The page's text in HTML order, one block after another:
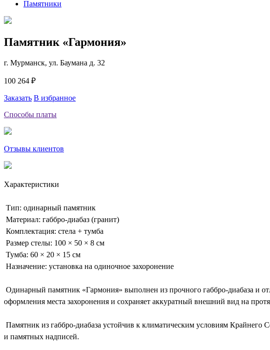
Памятники
Памятник «Гармония»
г. Мурманск, ул. Баумана д. 32
100 264 ₽
Заказать В избранное
Способы платы
Отзывы клиентов
Характеристики
Тип: одинарный памятник
Материал: габбро-диабаз (гранит)
Комплектация: стела + тумба
Размер стелы: 100 × 50 × 8 см
Тумба: 60 × 20 × 15 см
Назначение: установка на одиночное захоронение
Одинарный памятник «Гармония» выполнен из прочного габбро-диабаза и
оформления места захоронения и сохраняет аккуратный внешний вид на
Памятник из габбро-диабаза устойчив к климатическим условиям Крайнего
и памятных надписей.